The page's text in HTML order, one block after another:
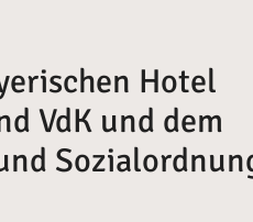
Hotel
VdK und dem